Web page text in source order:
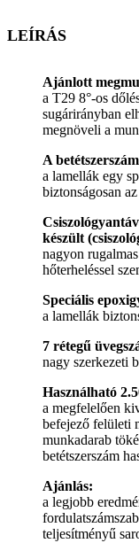
LEÍRÁS
Ajánlott
a T29 8°-os
sugárirányban
megnöveli a
A
a lamellák egy
biztonságosan
készült
nagyon
hőterheléssel
Speciális
a lamellák
7 rétegű
nagy szerkezeti
Használható
a megfelelően
befejező felületi
munkadarab
betétszerszám
Ajánlás:
a legjobb
teljesítményű